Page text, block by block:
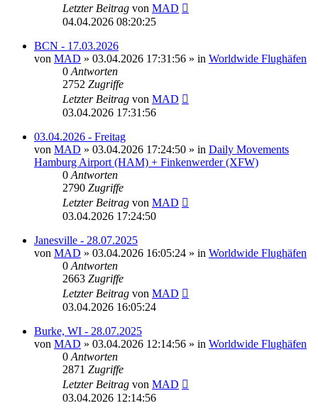
Letzter Beitrag von MAD
04.04.2026 08:20:25
BCN - 17.03.2026
von MAD » 03.04.2026 17:31:56 » in Worldwide Flughäfen
0 Antworten
2752 Zugriffe
Letzter Beitrag von MAD
03.04.2026 17:31:56
03.04.2026 - Freitag
von MAD » 03.04.2026 17:24:50 » in Daily Movements
Hamburg Airport (HAM) + Finkenwerder (XFW)
0 Antworten
2790 Zugriffe
Letzter Beitrag von MAD
03.04.2026 17:24:50
Janesville - 28.07.2025
von MAD » 03.04.2026 16:05:24 » in Worldwide Flughäfen
0 Antworten
2663 Zugriffe
Letzter Beitrag von MAD
03.04.2026 16:05:24
Burke, WI - 28.07.2025
von MAD » 03.04.2026 12:14:56 » in Worldwide Flughäfen
0 Antworten
2871 Zugriffe
Letzter Beitrag von MAD
03.04.2026 12:14:56